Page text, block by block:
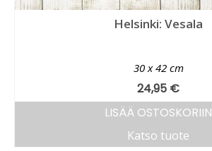
Helsinki: Vesala
30 x 42 cm
24,95 €
LISÄÄ OSTOSKORIIN
Katso tuote